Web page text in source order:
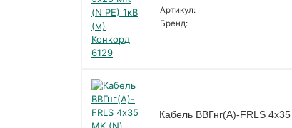
Артикул:
Бренд:
Кабель ВВГнг(А)-FRLS